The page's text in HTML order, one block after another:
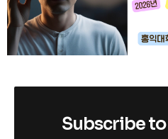
Subscribe